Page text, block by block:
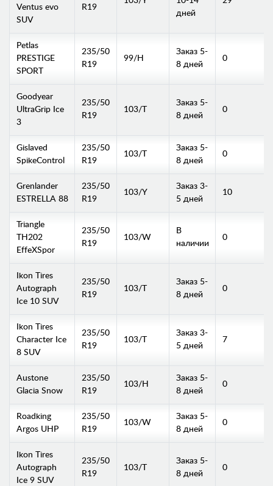
Ventus evo
SUV
R19
дней
Petlas
PRESTIGE
SPORT
235/50
R19
99/H
Заказ 5-
8 дней
0
Goodyear
UltraGrip Ice
3
235/50
R19
103/T
Заказ 5-
8 дней
0
Gislaved
SpikeControl
235/50
R19
103/T
Заказ 5-
8 дней
0
Grenlander
ESTRELLA 88
235/50
R19
103/Y
Заказ 3-
5 дней
10
Triangle
TH202
EffeXSpor
235/50
R19
103/W
В
наличии
0
Ikon Tires
Autograph
Ice 10 SUV
235/50
R19
103/T
Заказ 5-
8 дней
0
Ikon Tires
Character Ice
8 SUV
235/50
R19
103/T
Заказ 3-
5 дней
7
Austone
Glacia Snow
235/50
R19
103/H
Заказ 5-
8 дней
0
Roadking
Argos UHP
235/50
R19
103/W
Заказ 5-
8 дней
0
Ikon Tires
Autograph
Ice 9 SUV
235/50
R19
103/T
Заказ 5-
8 дней
0